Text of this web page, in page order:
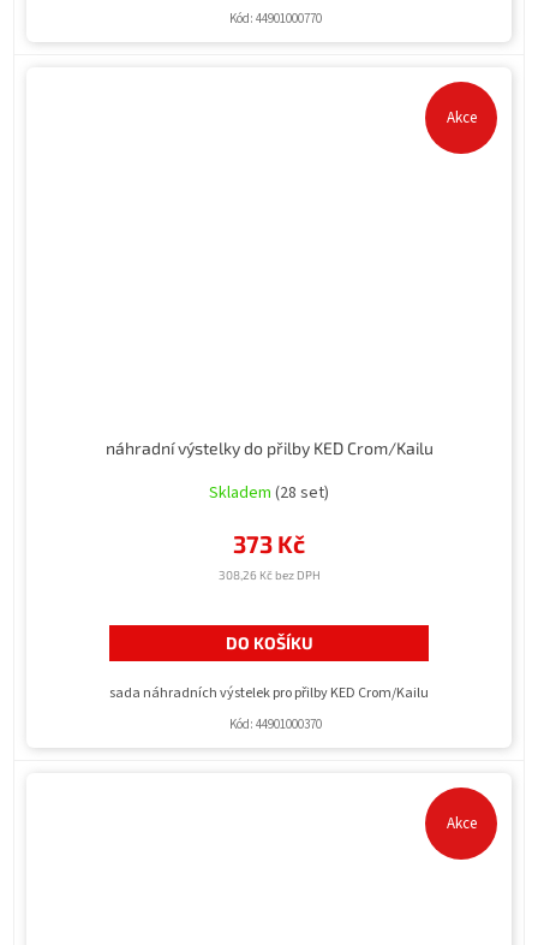
Kód: 44901000770
Akce
náhradní výstelky do přilby KED Crom/Kailu
Skladem (28 set)
308,26 Kč bez DPH
373 Kč
DO KOŠÍKU
sada náhradních výstelek pro přilby KED Crom/Kailu
Kód: 44901000370
Akce